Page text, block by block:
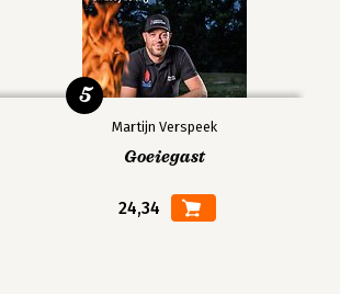
Martijn Verspeek
Goeiegast
24,34
5